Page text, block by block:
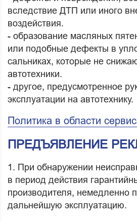
вследствие ДТП или иного
воздействия.
- образование масляных
или подобные дефекты в
сальниках, которые не
автотехники.
- другое, предусмотренное
эксплуатации на автотехнику.
Политика в области
ПРЕДЪЯВЛЕНИЕ
1. При обнаружении
в период действия
производителя, немедленно
дальнейшую эксплуатацию.